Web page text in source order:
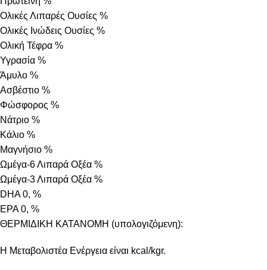
Ολικές Λιπαρές Ουσίες %
Ολικές Ινώδεις Ουσίες %
Ολική Τέφρα %
Υγρασία %
Άμυλο %
Ασβέστιο %
Φώσφορος %
Νάτριο %
Κάλιο %
Μαγνήσιο %
Ωμέγα-6 Λιπαρά Οξέα %
Ωμέγα-3 Λιπαρά Οξέα %
DHA 0, %
EPA 0, %
ΘΕΡΜΙΔΙΚΗ ΚΑΤΑΝΟΜΗ (υπολογιζόμενη):
Η Μεταβολιστέα Ενέργεια είναι kcal/kgr.